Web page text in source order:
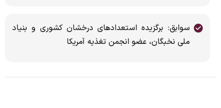
سوابق: برگزیده استعدادهای درخشان کشوری و بنیاد
ملی نخبگان، عضو انجمن تغذیه آمریکا